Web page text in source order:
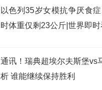
以色列35岁女模抗争厌食
时体重仅剩23公斤|世界即时
通讯！瑞典超埃尔夫斯堡vs
析 谁能继续保持胜利